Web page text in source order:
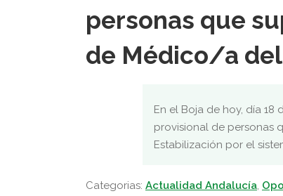
personas que
de Médico/a
En el Boja de hoy, día
provisional de personas
Estabilización por el
Categorias: Actualidad Andalucía